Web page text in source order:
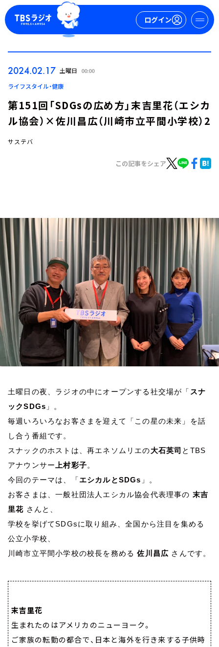
ログイン
ログイン
お知らせ
イベント・グッズ
YouTube
会社情報
2024.02.17 土曜日 00:00
ライフスタイル・健康
第151回「SDGsの広め方」末吉里花（エシカ
ル協会）×佐川昌広（川崎市立平間小学校）2
サステバ
この記事をシェア
土曜日の夜、ラジオの中にオープンする社交場が「 スナ
ックSDGs 」。
毎週いろいろなお客さまを迎えて「この星の未来」を話
し合う番組です。
スナックのホストは、再エネソムリエの大石英司 とTBS
アナウンサー 上村彩子。
今回のテーマは、「エシカルとSDGs 」。
お客さまは、一般社団法人エシカル協会代表理事の 末吉
里花 さんと、
学校を挙げて SDGsに取り組み、全国から注目を集める
公立小学校、
川崎市立平間小学校の校長を務める佐川昌広 さんです。
末吉里花
生まれたのはアメリカのニューヨーク。
ご家族の転勤の都合で、日本と海外を行き来する子供時